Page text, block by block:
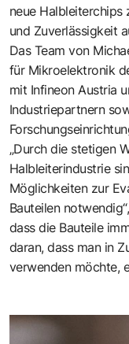
neue
und Zuverlässigkeit
Das Team von
für Mikroelektronik
mit Infineon Austria
Industriepartnern
„Durch die stetigen
Halbleiterindustrie
Möglichkeiten zur
Bauteilen
dass die Bauteile
daran, dass man in
verwenden möchte,